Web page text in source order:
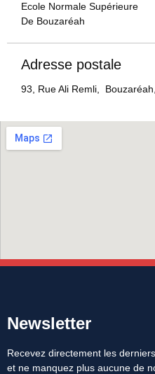
Ecole Normale Supérieure
De Bouzaréah
Adresse postale
93, Rue Ali Remli,
Newsletter
Recevez directement les
et ne manquez plus aucune de